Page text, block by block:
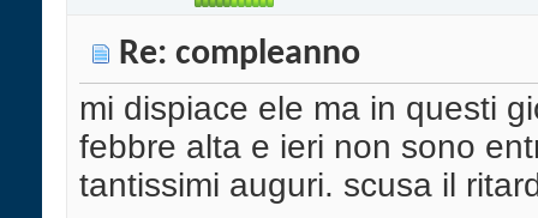
Re: compleanno
mi dispiace ele ma in questi
febbre alta e ieri non sono
tantissimi auguri. scusa il